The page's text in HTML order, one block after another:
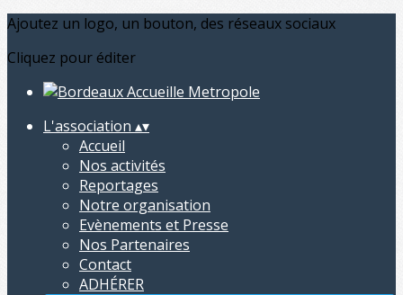
Ajoutez un logo, un bouton, des réseaux sociaux
Cliquez pour éditer
L'association ▴▾
Accueil
Nos activités
Reportages
Notre organisation
Evènements et Presse
Nos Partenaires
Contact
ADHÉRER